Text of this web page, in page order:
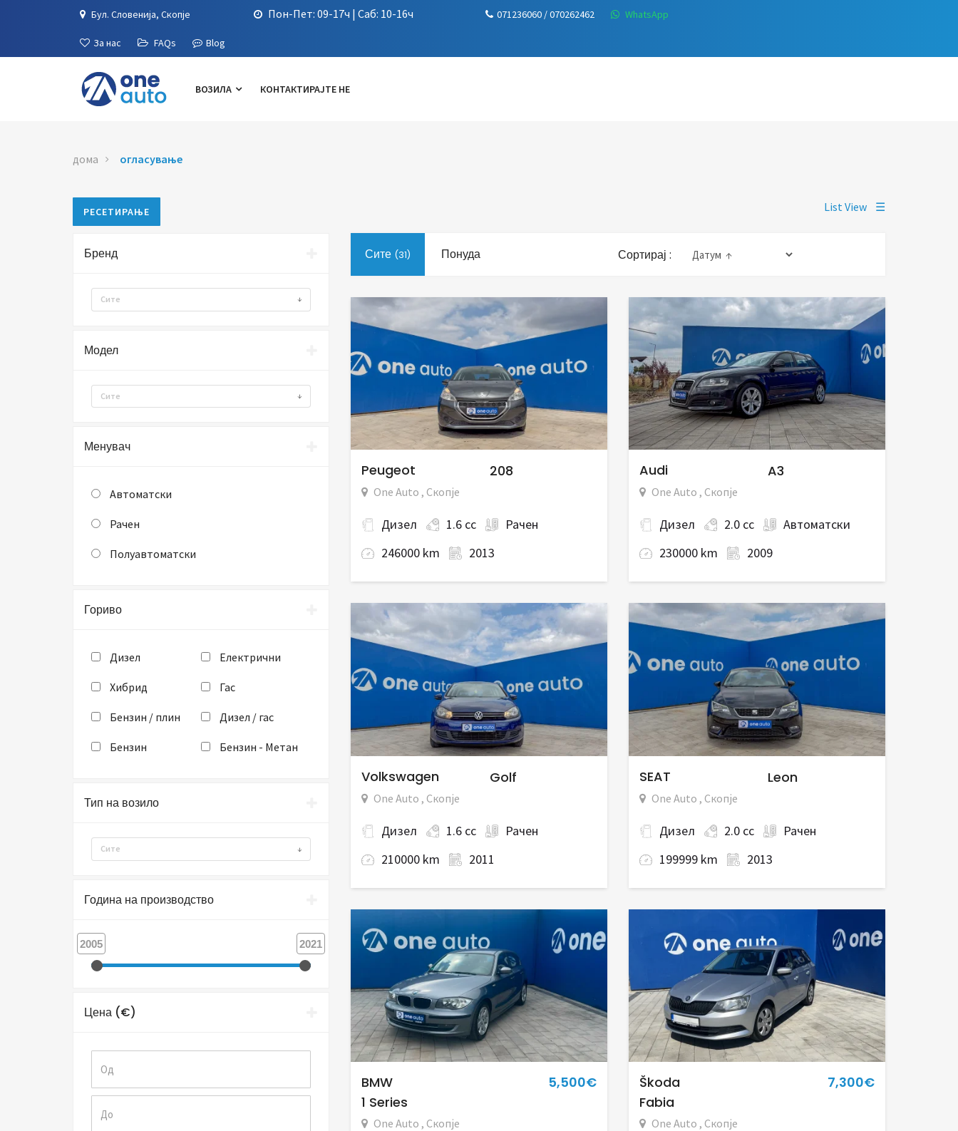
Бул. Словенија, Скопје Пон-Пет: 09-17ч | Саб: 10-16ч 071236060 / 070262462 WhatsApp
За нас FAQs Blog
ВОЗИЛА КОНТАКТИРАЈТЕ НЕ
дома огласување
РЕСЕТИРАЊЕ List View ☰
Сите (31) Понуда Сортирај :
Peugeot 208
One Auto , Скопје
Дизел 1.6 cc
Рачен
246000 km
2013
Audi A3
One Auto , Скопје
Дизел 2.0 cc
Автоматски
230000 km
2009
Volkswagen Golf
One Auto , Скопје
Дизел 1.6 cc
Рачен
210000 km
2011
SEAT Leon
One Auto , Скопје
Дизел 2.0 cc
Рачен
199999 km
2013
BMW
5,500€
1 Series
One Auto , Скопје
Škoda
7,300€
Fabia
One Auto , Скопје
Бренд
Сите
Модел
Сите
Менувач
Автоматски
Рачен
Полуавтоматски
Гориво
Дизел Електрични
Хибрид Гас
Бензин / плин Дизел / гас
Бензин Бензин - Метан
Тип на возило
Сите
Година на производство
2005 2021
Цена (€)